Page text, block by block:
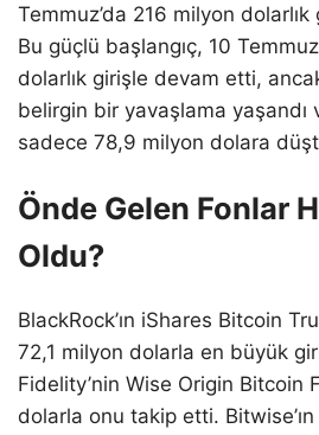
Temmuz’da 216 milyon
Bu güçlü başlangıç, 10
dolarlık girişle devam etti,
belirgin bir yavaşlama yaşandı
sadece 78,9 milyon dolara
Önde Gelen Fonlar
Oldu?
BlackRock’ın iShares Bitcoin
72,1 milyon dolarla en büyük
Fidelity’nin Wise Origin Bitcoin
dolarla onu takip etti. Bitwise’ın